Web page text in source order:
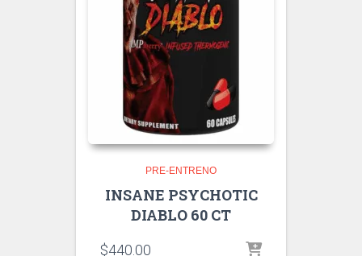
PRE-ENTRENO
INSANE PSYCHOTIC
DIABLO 60 CT
$440.00